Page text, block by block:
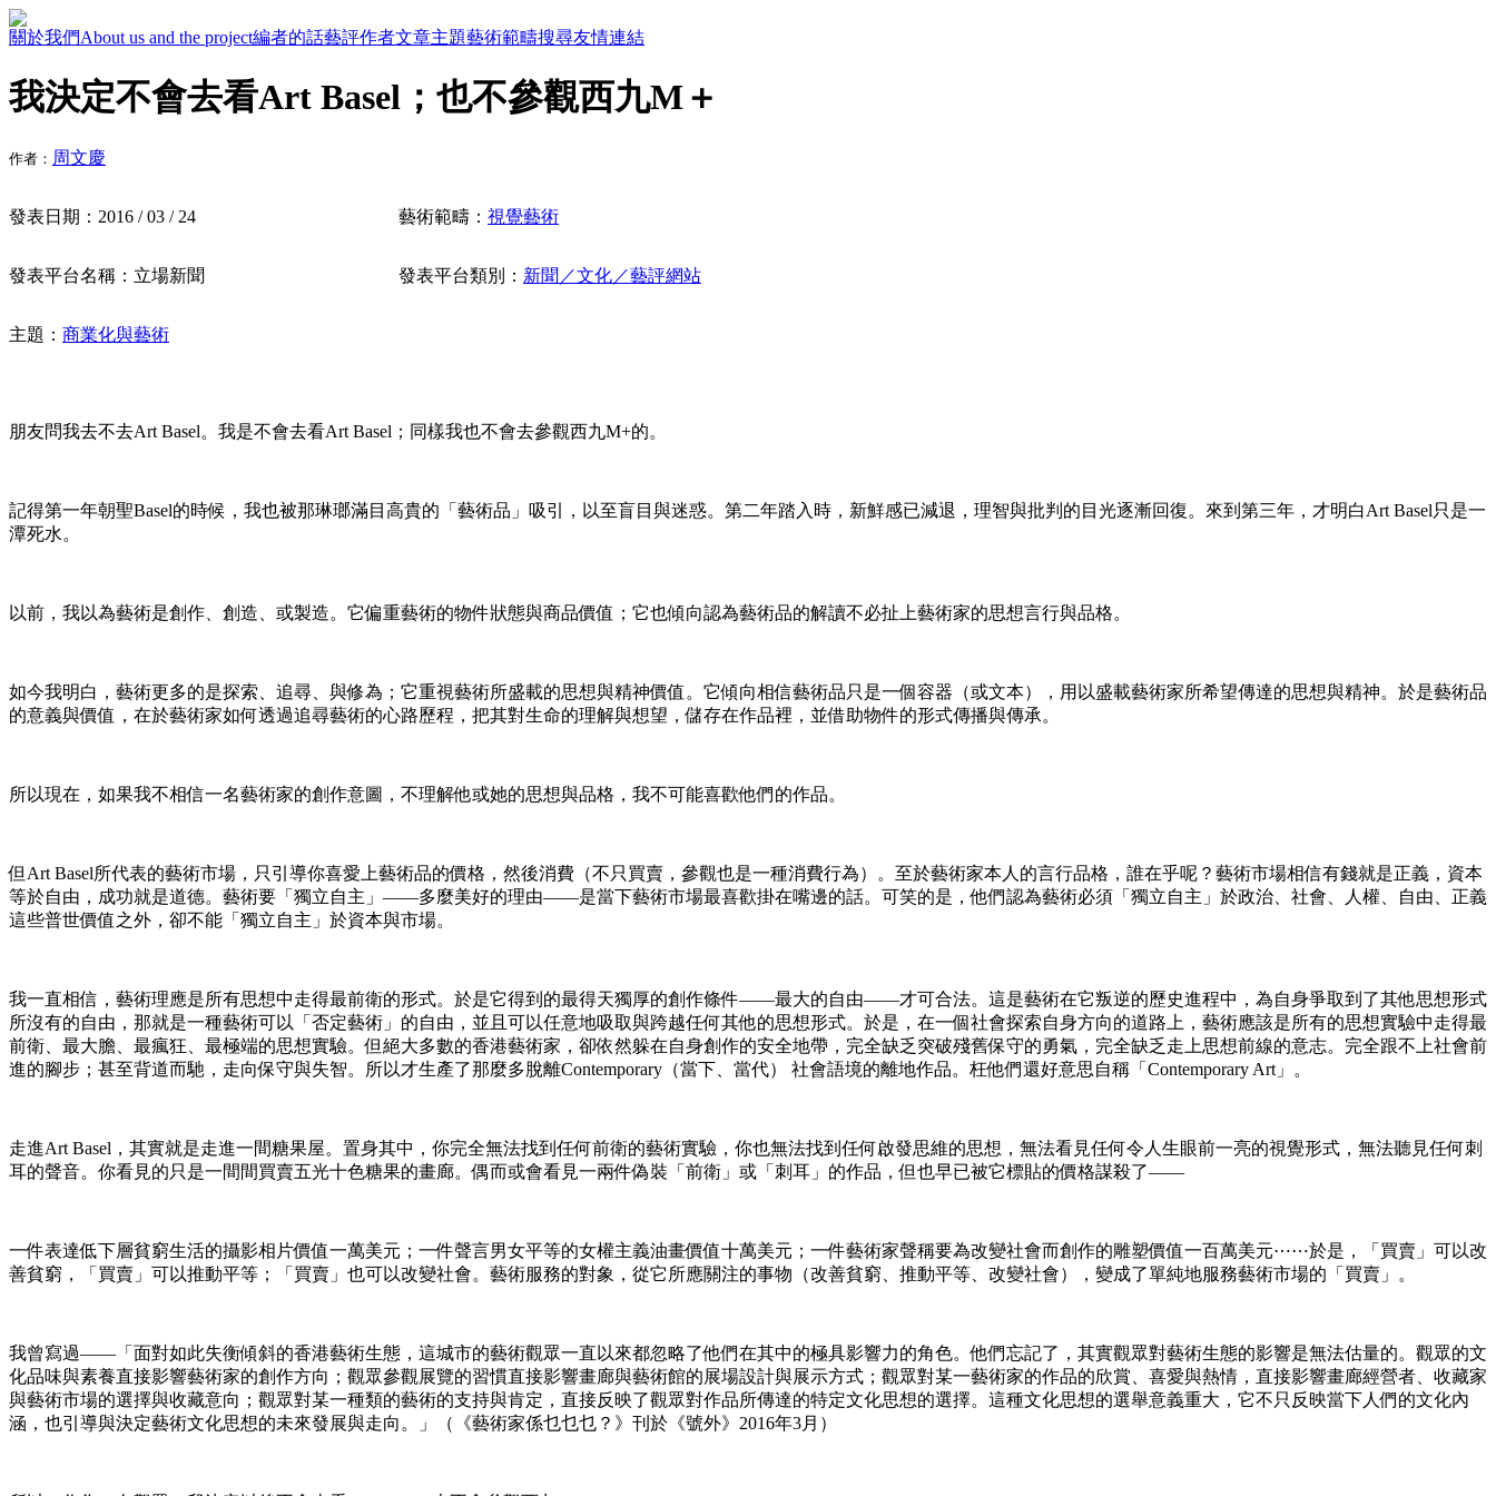
關於我們About us and the project編者的話藝評作者文章主題藝術範疇搜尋友情連結
我決定不會去看Art Basel；也不參觀西九M＋
作者： 周文慶
發表日期： 2016 / 03 / 24 藝術範疇： 視覺藝術
發表平台名稱： 立場新聞 發表平台類別： 新聞／文化／藝評網站
主題： 商業化與藝術
朋友問我去不去Art Basel。我是不會去看Art Basel；同樣我也不會去參觀西九M+的。
記得第一年朝聖Basel的時候，我也被那琳瑯滿目高貴的「藝術品」吸引，以至盲目與迷惑。第二年踏入時，新鮮感已減退，理智與批判的目光逐漸回復。來到第三年，才明白Art Basel只是一
潭死水。
以前，我以為藝術是創作、創造、或製造。它偏重藝術的物件狀態與商品價值；它也傾向認為藝術品的解讀不必扯上藝術家的思想言行與品格。
如今我明白，藝術更多的是探索、追尋、與修為；它重視藝術所盛載的思想與精神價值。它傾向相信藝術品只是一個容器（或文本），用以盛載藝術家所希望傳達的思想與精神。於是藝術品
的意義與價值，在於藝術家如何透過追尋藝術的心路歷程，把其對生命的理解與想望，儲存在作品裡，並借助物件的形式傳播與傳承。
所以現在，如果我不相信一名藝術家的創作意圖，不理解他或她的思想與品格，我不可能喜歡他們的作品。
但Art Basel所代表的藝術市場，只引導你喜愛上藝術品的價格，然後消費（不只買賣，參觀也是一種消費行為）。至於藝術家本人的言行品格，誰在乎呢？藝術市場相信有錢就是正義，資本
等於自由，成功就是道德。藝術要「獨立自主」——多麼美好的理由——是當下藝術市場最喜歡掛在嘴邊的話。可笑的是，他們認為藝術必須「獨立自主」於政治、社會、人權、自由、正義
這些普世價值之外，卻不能「獨立自主」於資本與市場。
我一直相信，藝術理應是所有思想中走得最前衛的形式。於是它得到的最得天獨厚的創作條件——最大的自由——才可合法。這是藝術在它叛逆的歷史進程中，為自身爭取到了其他思想形式
所沒有的自由，那就是一種藝術可以「否定藝術」的自由，並且可以任意地吸取與跨越任何其他的思想形式。於是，在一個社會探索自身方向的道路上，藝術應該是所有的思想實驗中走得最
前衛、最大膽、最瘋狂、最極端的思想實驗。但絕大多數的香港藝術家，卻依然躲在自身創作的安全地帶，完全缺乏突破殘舊保守的勇氣，完全缺乏走上思想前線的意志。完全跟不上社會前
進的腳步；甚至背道而馳，走向保守與失智。所以才生產了那麼多脫離Contemporary（當下、當代） 社會語境的離地作品。枉他們還好意思自稱「Contemporary Art」。
走進Art Basel，其實就是走進一間糖果屋。置身其中，你完全無法找到任何前衛的藝術實驗，你也無法找到任何啟發思維的思想，無法看見任何令人生眼前一亮的視覺形式，無法聽見任何刺
耳的聲音。你看見的只是一間間買賣五光十色糖果的畫廊。偶而或會看見一兩件偽裝「前衛」或「刺耳」的作品，但也早已被它標貼的價格謀殺了——
一件表達低下層貧窮生活的攝影相片價值一萬美元；一件聲言男女平等的女權主義油畫價值十萬美元；一件藝術家聲稱要為改變社會而創作的雕塑價值一百萬美元⋯⋯於是，「買賣」可以改
善貧窮，「買賣」可以推動平等；「買賣」也可以改變社會。藝術服務的對象，從它所應關注的事物（改善貧窮、推動平等、改變社會），變成了單純地服務藝術市場的「買賣」。
我曾寫過——「面對如此失衡傾斜的香港藝術生態，這城市的藝術觀眾一直以來都忽略了他們在其中的極具影響力的角色。他們忘記了，其實觀眾對藝術生態的影響是無法估量的。觀眾的文
化品味與素養直接影響藝術家的創作方向；觀眾參觀展覽的習慣直接影響畫廊與藝術館的展場設計與展示方式；觀眾對某一藝術家的作品的欣賞、喜愛與熱情，直接影響畫廊經營者、收藏家
與藝術市場的選擇與收藏意向；觀眾對某一種類的藝術的支持與肯定，直接反映了觀眾對作品所傳達的特定文化思想的選擇。這種文化思想的選舉意義重大，它不只反映當下人們的文化內
涵，也引導與決定藝術文化思想的未來發展與走向。」（《藝術家係乜乜乜？》刊於《號外》2016年3月）